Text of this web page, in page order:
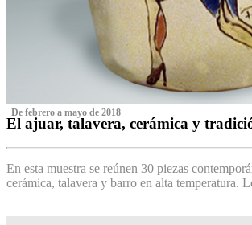
‌ De febrero a mayo de 2018
El ajuar, talavera, cerámica y
En esta muestra se reúnen 30 piezas
cerámica, talavera y barro en alta temperatura.